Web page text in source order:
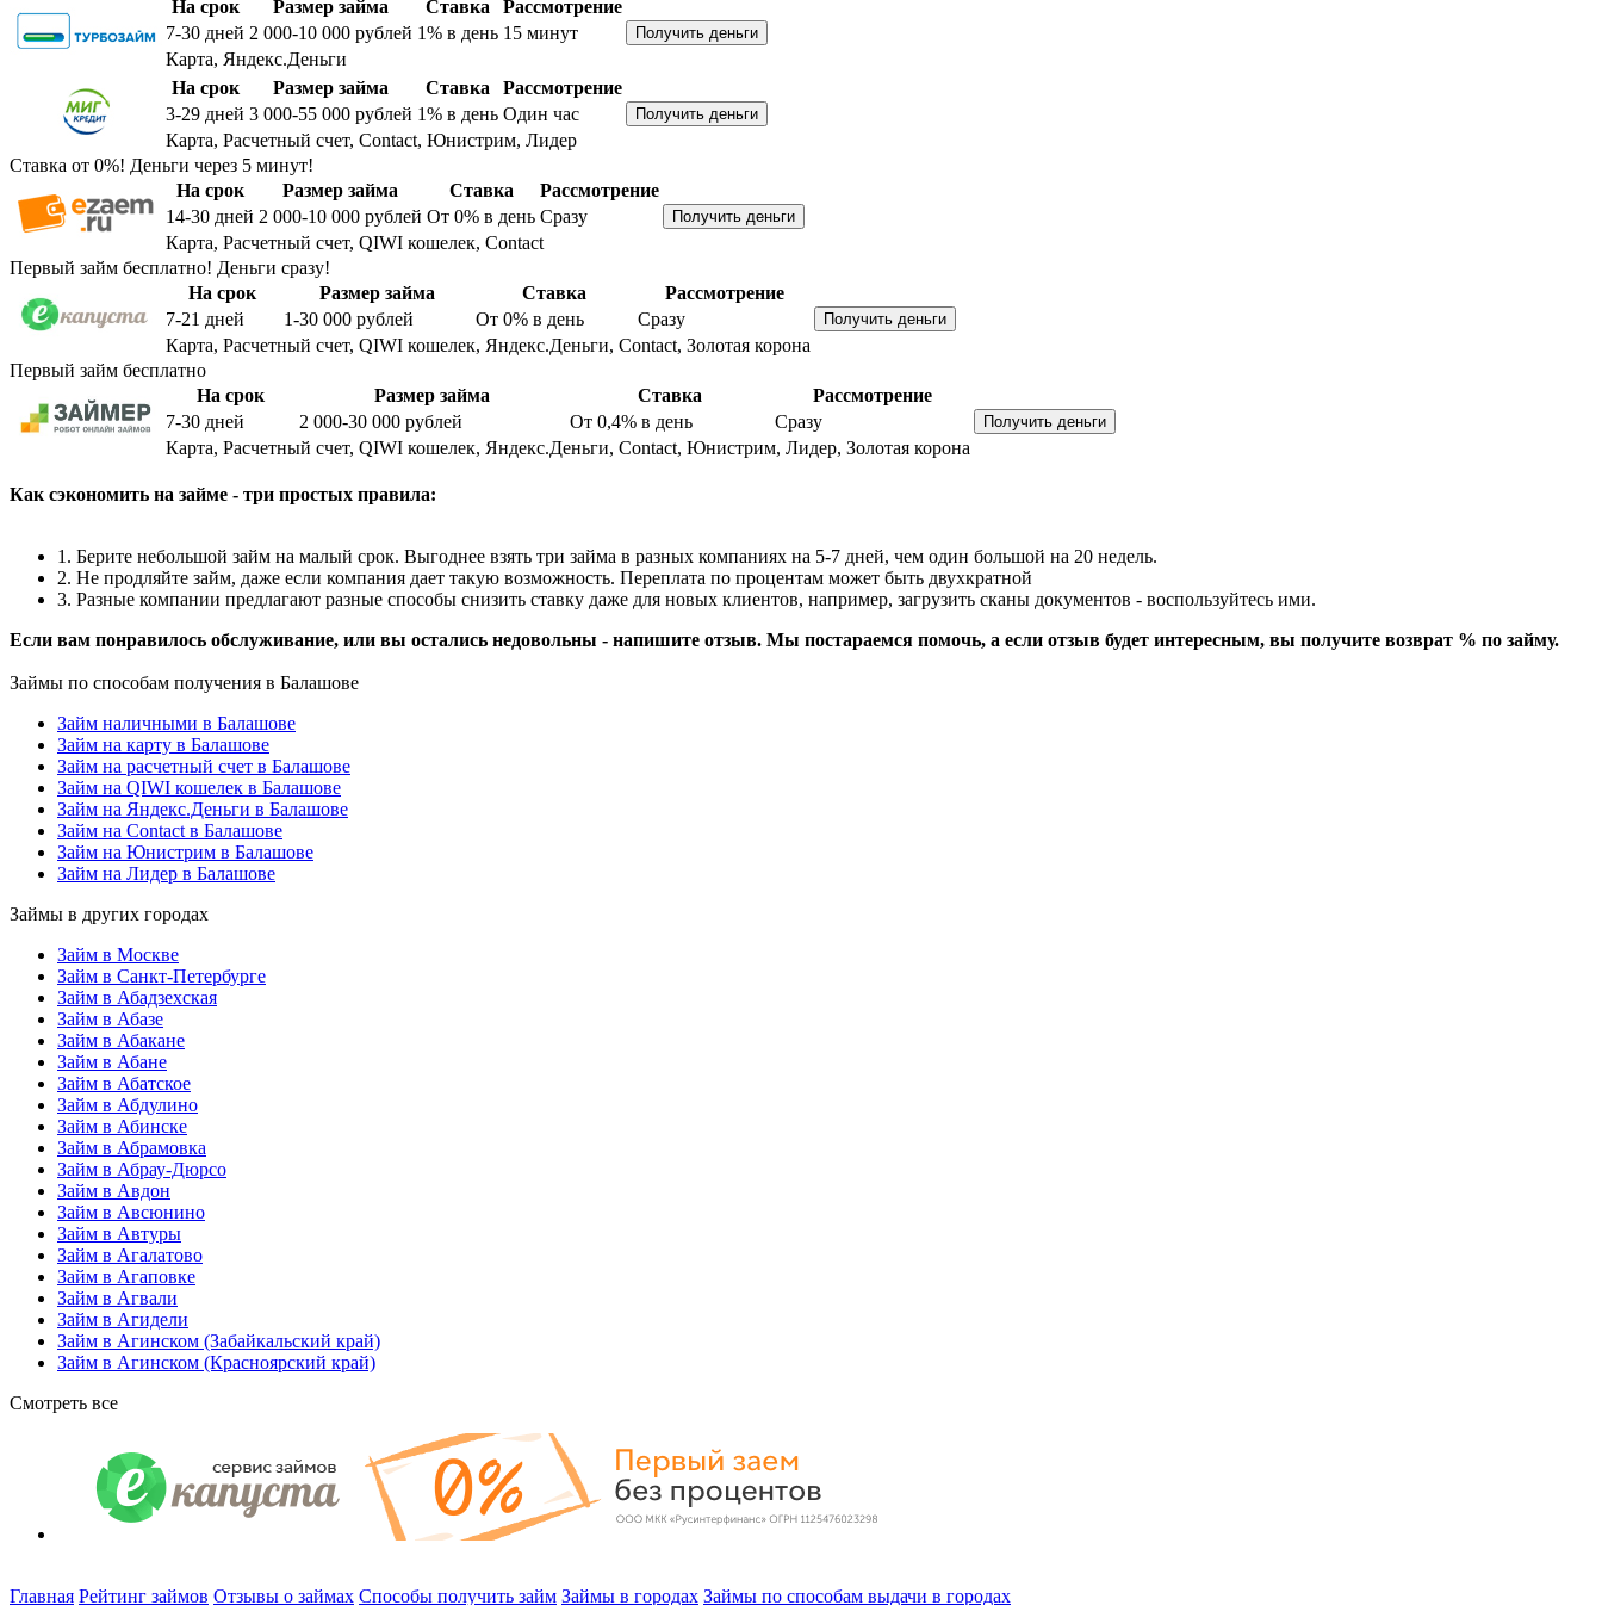
На срок
Размер займа Ставка
Рассмотрение
7-30 дней 2 000-10 000 рублей 1% в день 15 минут
Карта, Яндекс.Деньги
На срок
Размер займа Ставка
Рассмотрение
3-29 дней 3 000-55 000 рублей 1% в день Один час
Карта, Расчетный счет, Contact, Юнистрим, Лидер
Ставка от 0%! Деньги через 5 минут!
На срок
Размер займа Ставка
Рассмотрение
14-30 дней 2 000-10 000 рублей От 0% в день Сразу
Карта, Расчетный счет, QIWI кошелек, Contact
Первый займ бесплатно! Деньги сразу!
На срок
Размер займа Ставка
Рассмотрение
7-21 дней 1-30 000 рублей От 0% в день
Сразу
Карта, Расчетный счет, QIWI кошелек, Яндекс.Деньги, Contact, Золотая корона
Первый займ бесплатно
На срок
Размер займа Ставка
Рассмотрение
7-30 дней 2 000-30 000 рублей От 0,4% в день
Сразу
Карта, Расчетный счет, QIWI кошелек, Яндекс.Деньги, Contact, Юнистрим, Лидер, Золотая корона
Как сэкономить на займе - три простых правила:
1. Берите небольшой займ на малый срок. Выгоднее взять три займа в разных компаниях на 5-7 дней, чем один большой на 20 недель.
2. Не продляйте займ, даже если компания дает такую возможность. Переплата по процентам может быть двухкратной
3. Разные компании предлагают разные способы снизить ставку даже для новых клиентов, например, загрузить сканы документов - воспользуйтесь ими.
Если вам понравилось обслуживание, или вы остались недовольны - напишите отзыв. Мы постараемся помочь, а если отзыв будет интересным, вы получите возврат % по займу.
Займы по способам получения в Балашове
Займ наличными в Балашове
Займ на карту в Балашове
Займ на расчетный счет в Балашове
Займ на QIWI кошелек в Балашове
Займ на Яндекс.Деньги в Балашове
Займ на Contact в Балашове
Займ на Юнистрим в Балашове
Займ на Лидер в Балашове
Займы в других городах
Займ в Москве
Займ в Санкт-Петербурге
Займ в Абадзехская
Займ в Абазе
Займ в Абакане
Займ в Абане
Займ в Абатское
Займ в Абдулино
Займ в Абинске
Займ в Абрамовка
Займ в Абрау-Дюрсо
Займ в Авдон
Займ в Авсюнино
Займ в Автуры
Займ в Агалатово
Займ в Агаповке
Займ в Агвали
Займ в Агидели
Займ в Агинском (Забайкальский край)
Займ в Агинском (Красноярский край)
Смотреть все
Главная Рейтинг займов Отзывы о займах Способы получить займ Займы в городах Займы по способам выдачи в городах